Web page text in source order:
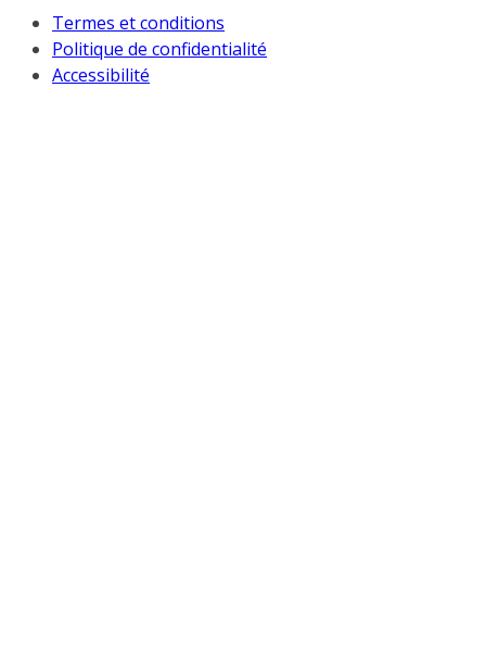
Termes et conditions
Politique de confidentialité
Accessibilité